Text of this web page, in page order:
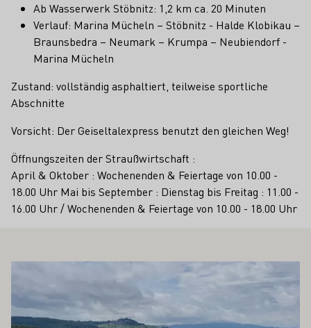
Ab Wasserwerk Stöbnitz: 1,2 km ca. 20 Minuten
Verlauf: Marina Mücheln – Stöbnitz - Halde Klobikau –
Braunsbedra – Neumark – Krumpa – Neubiendorf -
Marina Mücheln
Zustand: vollständig asphaltiert, teilweise sportliche
Abschnitte
Vorsicht: Der Geiseltalexpress benutzt den gleichen Weg!
Öffnungszeiten der Straußwirtschaft :
April & Oktober : Wochenenden & Feiertage von 10.00 -
18.00 Uhr Mai bis September : Dienstag bis Freitag : 11.00 -
16.00 Uhr / Wochenenden & Feiertage von 10.00 - 18.00 Uhr
INTERESSIEREN